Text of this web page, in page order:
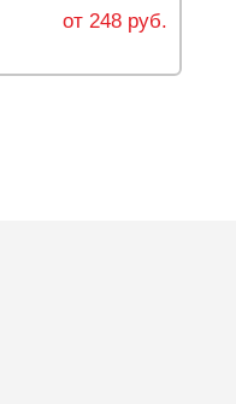
от 248 руб.